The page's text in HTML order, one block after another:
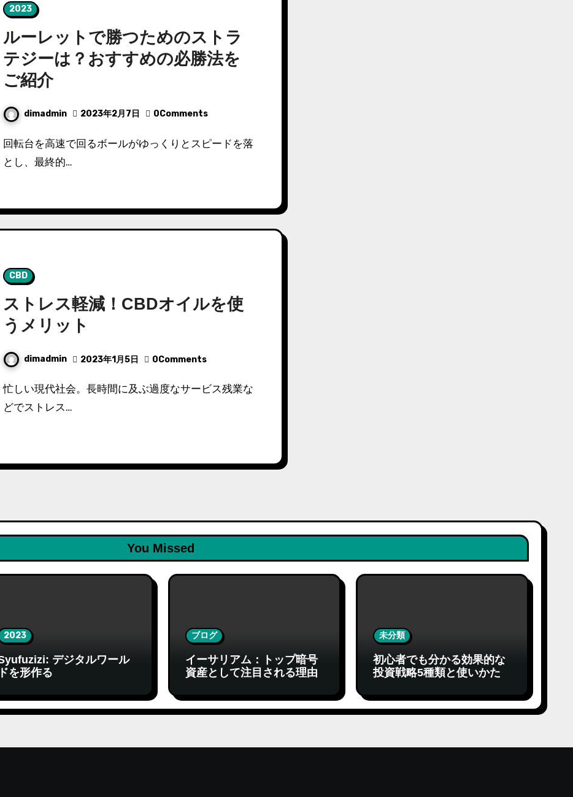
2023
ルーレットで勝つためのストラ
テジーは？おすすめの必勝法を
ご紹介
dimadmin 2023年2月7日 0Comments
回転台を高速で回るボールがゆっくりとスピードを落
とし、最終的…
CBD
ストレス軽減！CBDオイルを使
うメリット
dimadmin 2023年1月5日 0Comments
忙しい現代社会。長時間に及ぶ過度なサービス残業な
どでストレス…
You Missed
2023
デジタルワール
ドを形作る
ブログ
イーサリアム：トップ暗号
資産として注目される理由
未分類
初心者でも分かる効果的な
投資戦略5種類と使いかた